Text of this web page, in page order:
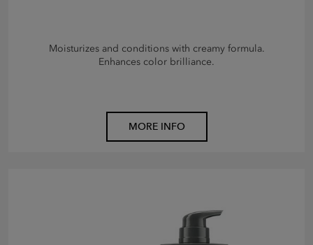
Moisturizes and conditions with creamy formula.
Enhances color brilliance.
MORE INFO